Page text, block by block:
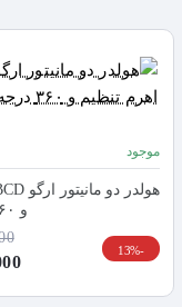
موجود
و ۳۶۰ درجه
-13%